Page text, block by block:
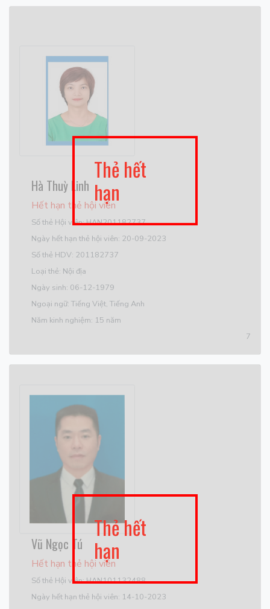
Hà Thuỳ Linh
Hết hạn thẻ hội viên
Số thẻ Hội viên: HAN201182737
Ngày hết hạn thẻ hội viên: 20-09-2023
Số thẻ HDV: 201182737
Loại thẻ: Nội địa
Ngày sinh: 06-12-1979
Ngoại ngữ: Tiếng Việt, Tiếng Anh
Năm kinh nghiệm: 15 năm
7
Thẻ hết
hạn
Vũ Ngọc Tú
Hết hạn thẻ hội viên
Số thẻ Hội viên: HAN101132488
Ngày hết hạn thẻ hội viên: 14-10-2023
Thẻ hết
hạn